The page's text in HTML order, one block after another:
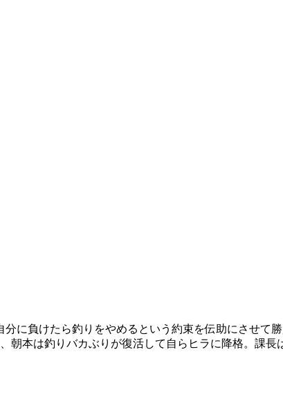
に負けたら釣りをやめるという約束を伝助にさせて
本は釣りバカぶりが復活して自らヒラに降格。課長